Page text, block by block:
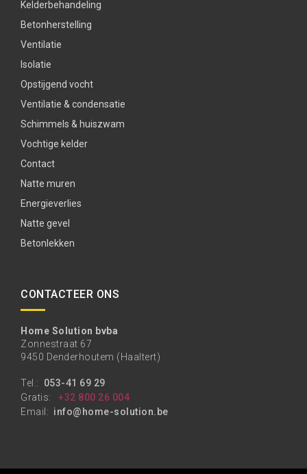
Kelderbehandeling
Betonherstelling
Ventilatie
Isolatie
Opstijgend vocht
Ventilatie & condensatie
Schimmels & huiszwam
Vochtige kelder
Contact
Natte muren
Energieverlies
Natte gevel
Betonlekken
CONTACTEER ONS
Home Solution bvba
Zonnestraat 67
9450 Denderhoutem (Haaltert)
Tel.: 053-41 69 29
Gratis:
+32 800 26 004
Email: info@home-solution.be